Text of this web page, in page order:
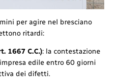
per agire nel bresciano
ritardi:
1667 C.C.): la contestazione
edile entro 60 giorni
dei difetti.